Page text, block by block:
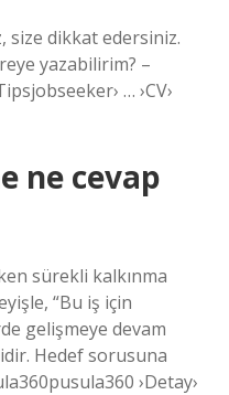
size dikkat edersiniz.
yazabilirim? –
​​… ›CV›
ne cevap
sürekli kalkınma
“Bu iş için
gelişmeye devam
Hedef sorusuna
›Detay›